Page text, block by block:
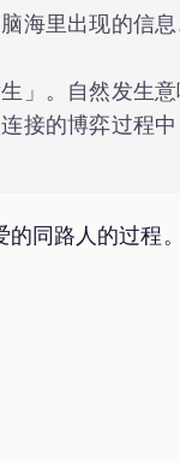
海里出现的信
」。自然发生
接的博弈过程
同路人的过程